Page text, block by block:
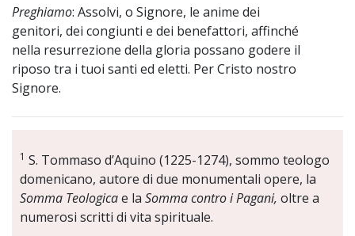
Preghiamo: Assolvi, o Signore, le anime dei
genitori, dei congiunti e dei benefattori, affinché
nella resurrezione della gloria possano godere il
riposo tra i tuoi santi ed eletti. Per Cristo nostro
Signore.
1 S. Tommaso d’Aquino (1225-1274), sommo teologo
domenicano, autore di due monumentali opere, la
Somma Teologicae la Somma contro i Pagani, oltre a
numerosi scritti di vita spirituale.